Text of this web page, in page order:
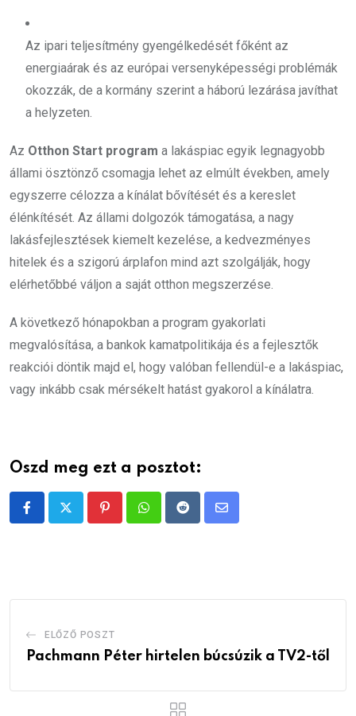
Az ipari teljesítmény gyengélkedését főként az
energiaárak és az európai versenyképességi problémák
okozzák, de a kormány szerint a háború lezárása javíthat
a helyzeten.
Az Otthon Start program a lakáspiac egyik legnagyobb
állami ösztönző csomagja lehet az elmúlt években, amely
egyszerre célozza a kínálat bővítését és a kereslet
élénkítését. Az állami dolgozók támogatása, a nagy
lakásfejlesztések kiemelt kezelése, a kedvezményes
hitelek és a szigorú árplafon mind azt szolgálják, hogy
elérhetőbbé váljon a saját otthon megszerzése.
A következő hónapokban a program gyakorlati
megvalósítása, a bankok kamatpolitikája és a fejlesztők
reakciói döntik majd el, hogy valóban fellendül-e a lakáspiac,
vagy inkább csak mérsékelt hatást gyakorol a kínálatra.
Oszd meg ezt a posztot:
PinterestWhatsappRedditShare
ELŐZŐ POSZT
Pachmann Péter hirtelen búcsúzik a TV2-től